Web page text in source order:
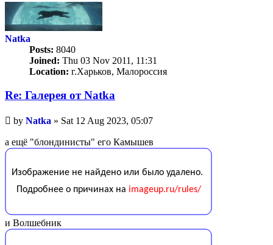
Natka
Posts: 8040
Joined: Thu 03 Nov 2011, 11:31
Location: г.Харьков, Малороссия
Re: Галерея от Natka
Unread
post
by Natka » Sat 12 Aug 2023, 05:07
а ещё "блондинисты" его Камышев
и Волшебник